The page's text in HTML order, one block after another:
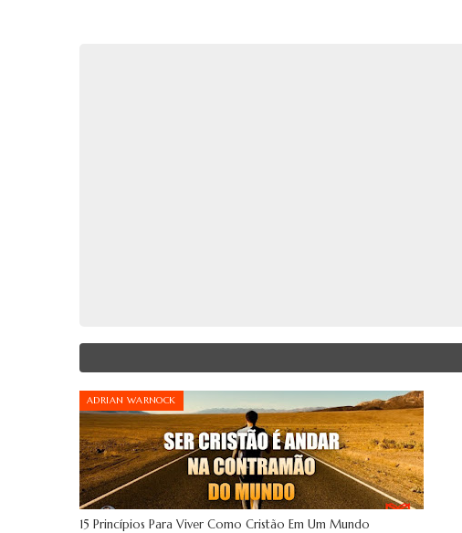
ADRIAN WARNOCK
15 Princípios Para Viver Como Cristão Em Um Mundo